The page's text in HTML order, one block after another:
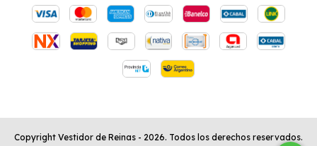
Copyright Vestidor de Reinas - 2026. Todos los derechos reservados.